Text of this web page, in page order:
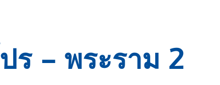
ร – พระราม 2